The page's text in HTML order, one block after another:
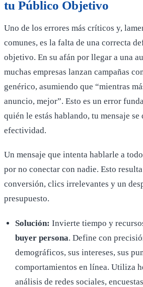
tu Público Objetivo
Uno de los errores más críticos y,
comunes, es la falta de una correcta
objetivo. En su afán por llegar a una
muchas empresas lanzan campañas
genérico, asumiendo que “mientras
anuncio, mejor”. Esto es un error
quién le estás hablando, tu mensaje
efectividad.
Un mensaje que intenta hablarle a
por no conectar con nadie. Esto
conversión, clics irrelevantes y un
presupuesto.
Solución: Invierte tiempo y
buyer persona. Define con
demográficos, sus intereses, sus
comportamientos en línea. Utiliza
análisis de redes sociales,